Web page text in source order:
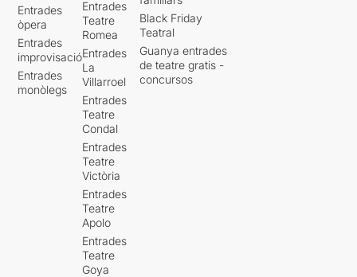
Entrades
òpera
Entrades
improvisació
Entrades
monòlegs
Entrades
Teatre
Romea
Entrades
La
Villarroel
Entrades
Teatre
Condal
Entrades
Teatre
Victòria
Entrades
Teatre
Apolo
Entrades
Teatre
Goya
Black Friday
Teatral
Guanya entrades
de teatre gratis -
concursos